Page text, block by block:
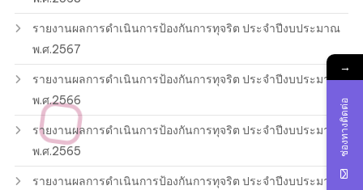
รายงานผลการดำเนินการป้องกันการทุจริต ประจำปีงบประมาณ
พ.ศ.2567
รายงานผลการดำเนินการป้องกันการทุจริต ประจำปีงบประมาณ
พ.ศ.2566
รายงานผลการดำเนินการป้องกันการทุจริต ประจำปีงบประมาณ
พ.ศ.2565
รายงานผลการดำเนินการป้องกันการทุจริต ประจำปีงบประมาณ
→
ช่องทางติดต่อ